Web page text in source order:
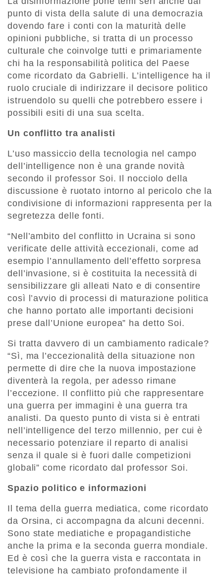
punto di vista della salute di una democrazia
dovendo fare i conti con la maturità delle
opinioni pubbliche, si tratta di un processo
culturale che coinvolge tutti e primariamente
chi ha la responsabilità politica del Paese
come ricordato da Gabrielli. L’intelligence ha il
ruolo cruciale di indirizzare il decisore politico
istruendolo su quelli che potrebbero essere i
possibili esiti di una sua scelta. ​
Un conflitto tra analisti
L’uso massiccio della tecnologia nel campo
dell’intelligence non è una grande novità
secondo il professor Soi. Il nocciolo della
discussione è ruotato intorno al pericolo che la
condivisione di informazioni rappresenta per la
segretezza delle fonti.
“Nell’ambito del conflitto in Ucraina si sono
verificate delle attività eccezionali, come ad
esempio l’annullamento dell’effetto sorpresa
dell’invasione, si è costituita la necessità di
sensibilizzare gli alleati Nato e di consentire
così l’avvio di processi di maturazione politica
che hanno portato alle importanti decisioni
prese dall’Unione europea” ha detto Soi.
Si tratta davvero di un cambiamento radicale?
“Sì, ma l’eccezionalità della situazione non
permette di dire che la nuova impostazione
diventerà la regola, per adesso rimane
l’eccezione. Il conflitto più che rappresentare
una guerra per immagini è una guerra tra
analisti. Da questo punto di vista si è entrati
nell’intelligence del terzo millennio, per cui è
necessario potenziare il reparto di analisi
senza il quale si è fuori dalle competizioni
globali” come ricordato dal professor Soi.
​​Spazio politico e informazioni
Il tema della guerra mediatica, come ricordato
da Orsina, ci accompagna da alcuni decenni.
Sono state mediatiche e propagandistiche
anche la prima e la seconda guerra mondiale.
Ed è così che la guerra vista e raccontata in
televisione ha cambiato profondamente il